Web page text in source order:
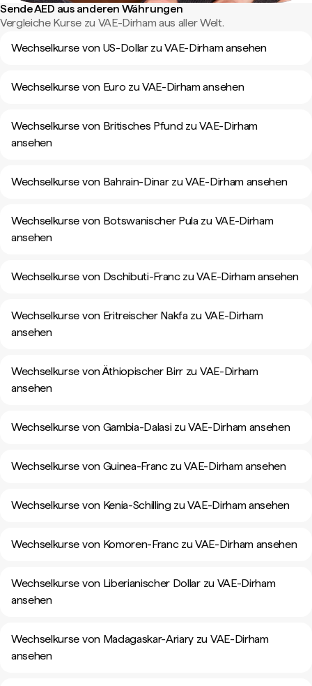
Sende AED aus anderen Währungen
Vergleiche Kurse zu VAE-Dirham aus aller Welt.
Wechselkurse von US-Dollar zu VAE-Dirham ansehen
Wechselkurse von Euro zu VAE-Dirham ansehen
Wechselkurse von Britisches Pfund zu VAE-Dirham
ansehen
Wechselkurse von Bahrain-Dinar zu VAE-Dirham ansehen
Wechselkurse von Botswanischer Pula zu VAE-Dirham
ansehen
Wechselkurse von Dschibuti-Franc zu VAE-Dirham ansehen
Wechselkurse von Eritreischer Nakfa zu VAE-Dirham
ansehen
Wechselkurse von Äthiopischer Birr zu VAE-Dirham
ansehen
Wechselkurse von Gambia-Dalasi zu VAE-Dirham ansehen
Wechselkurse von Guinea-Franc zu VAE-Dirham ansehen
Wechselkurse von Kenia-Schilling zu VAE-Dirham ansehen
Wechselkurse von Komoren-Franc zu VAE-Dirham ansehen
Wechselkurse von Liberianischer Dollar zu VAE-Dirham
ansehen
Wechselkurse von Madagaskar-Ariary zu VAE-Dirham
ansehen